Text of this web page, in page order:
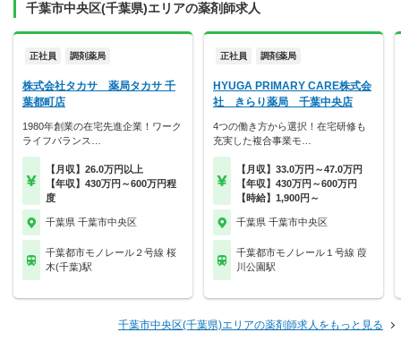
千葉市中央区(千葉県)エリアの薬剤師求人
正社員 調剤薬局
株式会社タカサ 薬局タカサ 千
葉都町店
1980年創業の在宅先進企業！ワーク
ライフバランス…
【月収】26.0万円以上
【年収】430万円～600万円程
度
千葉県 千葉市中央区
千葉都市モノレール２号線 桜
木(千葉)駅
正社員 調剤薬局
HYUGA PRIMARY CARE株式会
社 きらり薬局 千葉中央店
4つの働き方から選択！在宅研修も
充実した複合事業モ…
【月収】33.0万円～47.0万円
【年収】430万円～600万円
【時給】1,900円～
千葉県 千葉市中央区
千葉都市モノレール１号線 葭
川公園駅
千葉市中央区(千葉県)エリアの薬剤師求人をもっと見る